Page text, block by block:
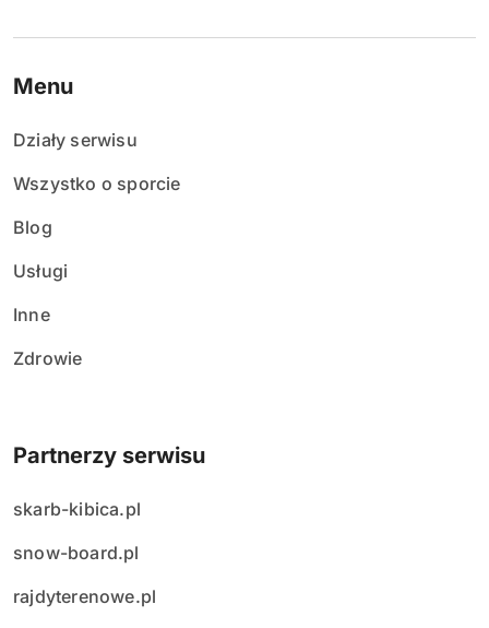
Menu
Działy serwisu
Wszystko o sporcie
Blog
Usługi
Inne
Zdrowie
Partnerzy serwisu
skarb-kibica.pl
snow-board.pl
rajdyterenowe.pl